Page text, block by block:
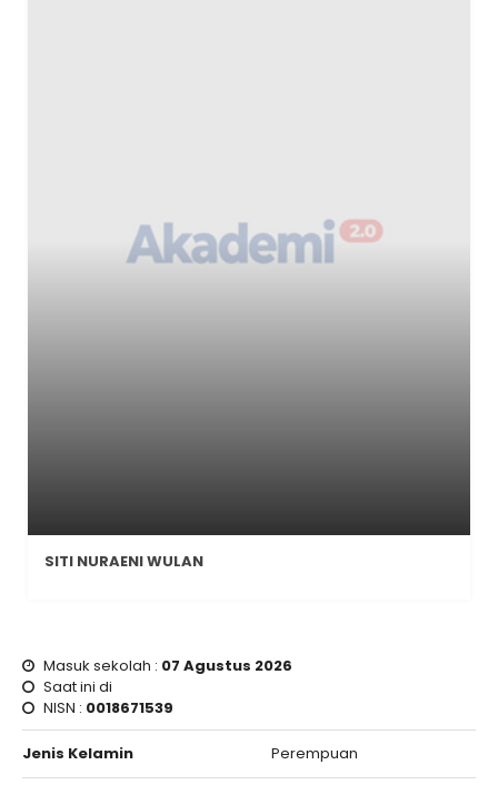
SITI NURAENI WULAN
Masuk sekolah : 07 Agustus 2026
Saat ini di
NISN : 0018671539
Jenis Kelamin Perempuan